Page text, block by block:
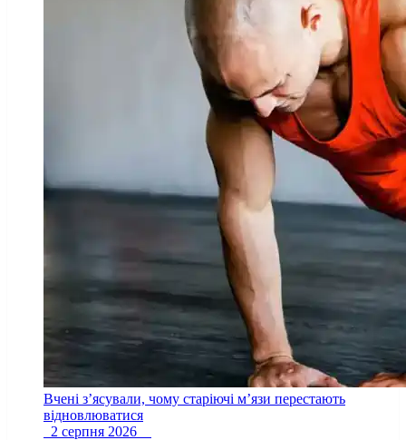
Вчені з’ясували, чому старіючі м’язи перестають
відновлюватися
2 серпня 2026